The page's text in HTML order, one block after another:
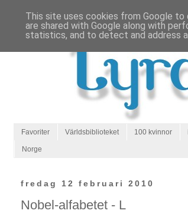
Favoriter Världsbiblioteket 100 kvinnor
Norge
fredag 12 februari 2010
Nobel-alfabetet - L
This site uses cookies from Google
are shared with Google along with
statistics, and to detect and address